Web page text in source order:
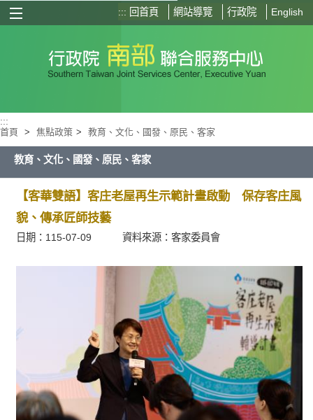
::: 回首頁 網站導覽 行政院 English
選單按鈕
:::
首頁 > 焦點政策 > 教育、文化、國發、原民、客家
教育、文化、國發、原民、客家
【客華雙語】客庄老屋再生示範計畫啟動 保存客庄風
貌、傳承匠師技藝
日期：115-07-09 資料來源：客家委員會